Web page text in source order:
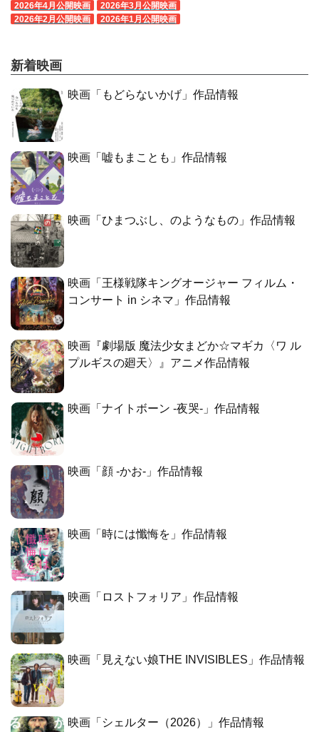
2026年4月公開映画
2026年3月公開映画
2026年2月公開映画
2026年1月公開映画
新着映画
映画「もどらないかげ」作品情報
映画「嘘もまことも」作品情報
映画「ひまつぶし、のようなもの」作品情報
映画「王様戦隊キングオージャー フィルム・
コンサート in シネマ」作品情報
映画『劇場版 魔法少女まどか☆マギカ〈ワ ル
プルギスの廻天〉』アニメ作品情報
映画「ナイトボーン -夜哭-」作品情報
映画「顔 -かお-」作品情報
映画「時には懺悔を」作品情報
映画「ロストフォリア」作品情報
映画「見えない娘THE INVISIBLES」作品情報
映画「シェルター（2026）」作品情報